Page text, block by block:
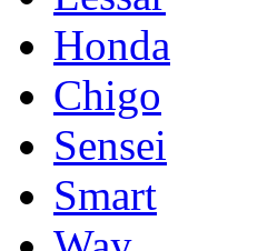
Honda
Chigo
Sensei
Smart